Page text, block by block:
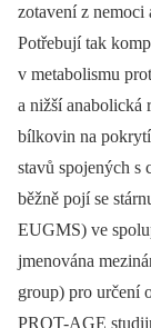
zotavení z nemoci
Potřebují tak
v metabolismu
a nižší anabolická
bílkovin na
stavů spojených s
běžně pojí se
EUGMS) ve
jmenována
group) pro určení
PROT-AGE